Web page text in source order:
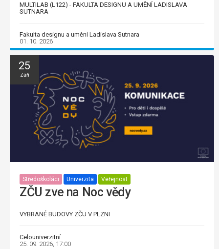
MULTILAB (L122) - FAKULTA DESIGNU A UMĚNÍ LADISLAVA
SUTNARA
Fakulta designu a umění Ladislava Sutnara
01. 10. 2026
25
Září
Středoškoláci Univerzita Veřejnost
ZČU zve na Noc vědy
VYBRANÉ BUDOVY ZČU V PLZNI
Celouniverzitní
25. 09. 2026, 17:00